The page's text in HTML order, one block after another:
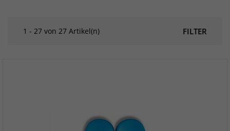
FILTER
1 - 27 von 27 Artikel(n)